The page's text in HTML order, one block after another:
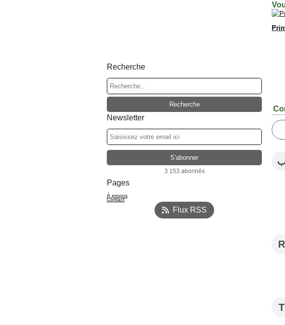
Recherche
Newsletter
3 153 abonnés
Pages
À propos
Contact
Flux RSS
R
T